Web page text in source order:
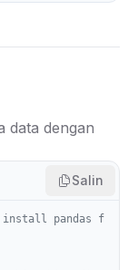
data dengan
Salin
pandas f